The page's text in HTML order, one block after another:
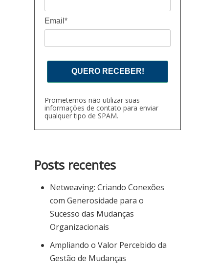
Email*
QUERO RECEBER!
Prometemos não utilizar suas
informações de contato para enviar
qualquer tipo de SPAM.
Posts recentes
Netweaving: Criando Conexões
com Generosidade para o
Sucesso das Mudanças
Organizacionais
Ampliando o Valor Percebido da
Gestão de Mudanças